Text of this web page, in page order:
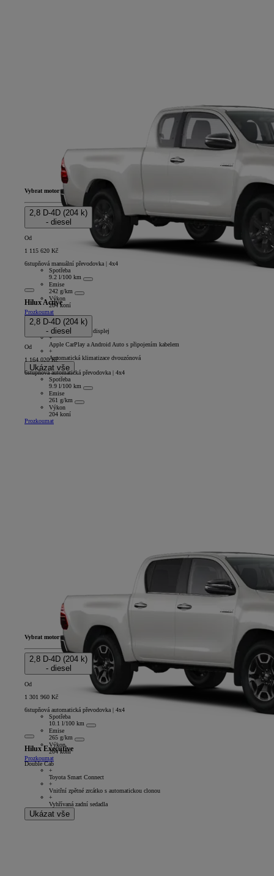
Hilux Active
Extra Cab
+
8" multimediální displej
+
Apple CarPlay a Android Auto s připojením kabelem
+
Automatická klimatizace dvouzónová
Ukázat vše
Vybrat motor
2,8 D-4D (204 k)
- diesel
Od
1 115 620 Kč
6stupňová manuální převodovka | 4x4
Spotřeba
9.2 l/100 km
Emise
242 g/km
Výkon
204 koní
Prozkoumat
2,8 D-4D (204 k)
- diesel
Od
1 164 020 Kč
6stupňová automatická převodovka | 4x4
Spotřeba
9.9 l/100 km
Emise
261 g/km
Výkon
204 koní
Prozkoumat
Hilux Executive
Double Cab
+
Toyota Smart Connect
+
Vnitřní zpětné zrcátko s automatickou clonou
+
Vyhřívaná zadní sedadla
Ukázat vše
Vybrat motor
2,8 D-4D (204 k)
- diesel
Od
1 301 960 Kč
6stupňová automatická převodovka | 4x4
Spotřeba
10.1 l/100 km
Emise
265 g/km
Výkon
204 koní
Prozkoumat